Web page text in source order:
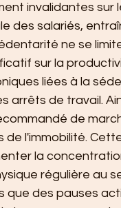
invalidantes sur
des salariés,
ne se
sur la
liées à la
arrêts de travail.
de
l'immobilité.
la
régulière au
que des pauses